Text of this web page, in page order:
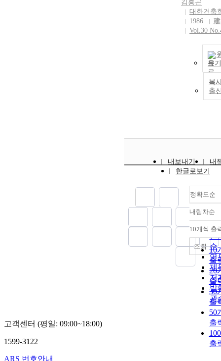
김흥곤
대한건축
1986
Vol.30
보기
복
출
내보내기
내
한글로보기
정확도순
정
순
인
순
연
제
저
발
관
내림차순
내
10개씩 출
10
출
20
출
30
출
50
출
출
조회
고객센터 (평일: 09:00~18:00)
1599-3122
ARS 번호안내